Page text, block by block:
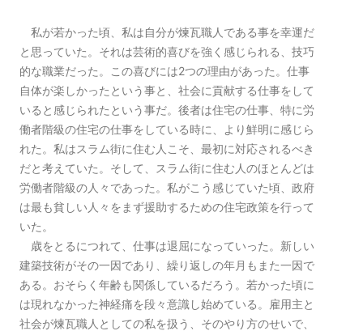
私が若かった頃、私は自分が煉瓦職人である事を幸運だ
と思っていた。それは芸術的喜びを強く感じられる、技巧
的な職業だった。この喜びには2つの理由があった。仕事
自体が楽しかったという事と、社会に貢献する仕事をして
いると感じられたという事だ。後者は住宅の仕事、特に労
働者階級の住宅の仕事をしている時に、より鮮明に感じら
れた。私はスラム街に住む人こそ、最初に対応されるべき
だと考えていた。そして、スラム街に住む人のほとんどは
労働者階級の人々であった。私がこう感じていた頃、政府
は最も貧しい人々をまず援助するための住宅政策を行って
いた。
歳をとるにつれて、仕事は退屈になっていった。新しい
建築技術がその一因であり、繰り返しの年月もまた一因で
ある。おそらく年齢も関係しているだろう。若かった頃に
は現れなかった神経痛を段々意識し始めている。雇用主と
社会が煉瓦職人としての私を扱う、そのやり方のせいで、